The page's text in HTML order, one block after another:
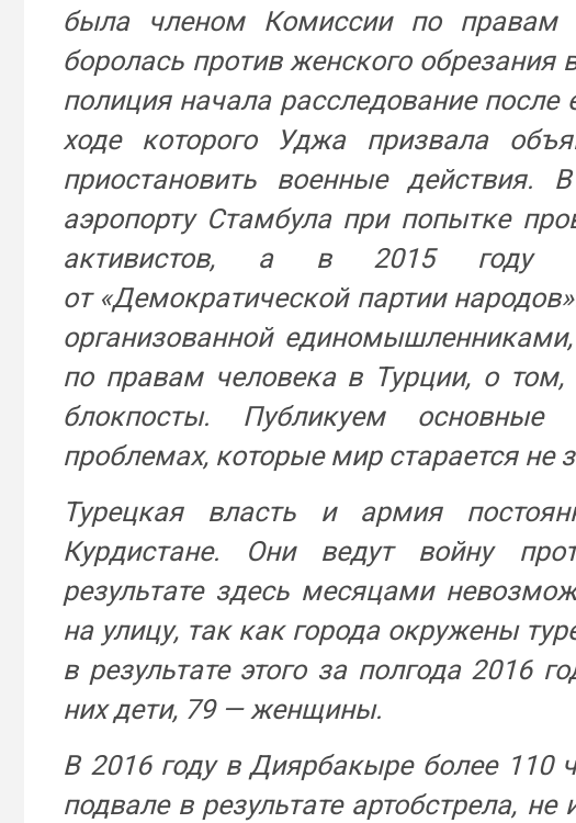
была членом Комиссии по правам
боролась против женского обрезания
полиция начала расследование
ходе которого Уджа призвала
приостановить военные
аэропорту Стамбула при попытке
активистов, а в 2015 году
от «Демократической партии
организованной
по правам человека в Турции, о
блокпосты. Публикуем
проблемах, которые мир старается не
Турецкая власть и армия
Курдистане. Они ведут войну
результате здесь месяцами
на улицу, так как города окружены
в результате этого за полгода 2016
них дети, 79 — женщины.
В 2016 году в Диярбакыре более 110
подвале в результате артобстрела,